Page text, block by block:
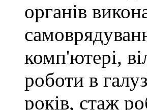
органів
комп'ютері,
роботи в
років, стаж